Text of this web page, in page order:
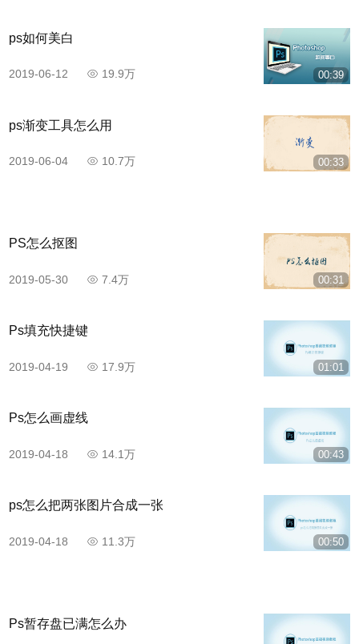
00:39
ps如何美白
2019-06-12 19.9万
00:33
ps渐变工具怎么用
2019-06-04 10.7万
00:31
PS怎么抠图
2019-05-30 7.4万
01:01
Ps填充快捷键
2019-04-19 17.9万
00:43
Ps怎么画虚线
2019-04-18 14.1万
00:50
ps怎么把两张图片合成一张
2019-04-18 11.3万
Ps暂存盘已满怎么办